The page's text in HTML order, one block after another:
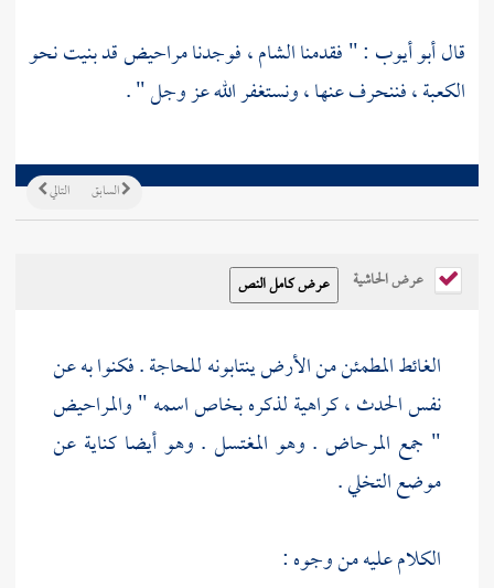
قالأبو أيوب : " فقدمناالشام، فوجدنا مراحيض قد بنيت نحو
الكعبة، فننحرف عنها ، ونستغفر الله عز وجل " .
التالي السابق
عرض الحاشية
الغائط المطمئن من الأرض ينتابونه للحاجة . فكنوا به عن
نفس الحدث ، كراهية لذكره بخاص اسمه " والمراحيض
" جمع المرحاض . وهو المغتسل . وهو أيضا كناية عن
موضع التخلي .
الكلام عليه من وجوه :